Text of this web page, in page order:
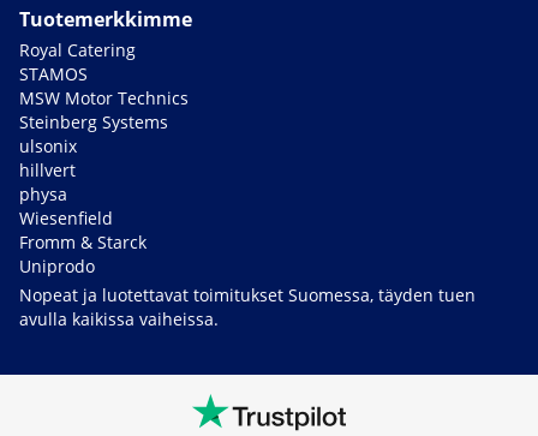
Tuotemerkkimme
Royal Catering
STAMOS
MSW Motor Technics
Steinberg Systems
ulsonix
hillvert
physa
Wiesenfield
Fromm & Starck
Uniprodo
Nopeat ja luotettavat toimitukset Suomessa, täyden tuen
avulla kaikissa vaiheissa.